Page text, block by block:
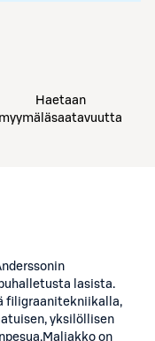
Haetaan
myymäläsaatavuutta
lasista.
filigraanitekniikalla,
yksilöllisen
on